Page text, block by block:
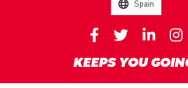
Spain
KEEPS YOU